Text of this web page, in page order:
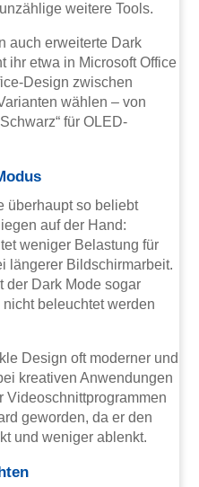
weitere Tools.
auch erweiterte Dark
ihr etwa in Microsoft Office
Design zwischen
wählen – von
für OLED-
überhaupt so beliebt
auf der Hand:
weniger Belastung für
längerer Bildschirmarbeit.
der Dark Mode sogar
beleuchtet werden
Design oft moderner und
kreativen Anwendungen
Videoschnittprogrammen
geworden, da er den
und weniger ablenkt.